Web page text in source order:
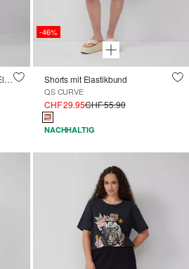
Shorts aus Interlockjersey mit Elastikbund
-46%
Shorts mit Elastikbund
QS CURVE
CHF 29.95CHF 55.90
NACHHALTIG